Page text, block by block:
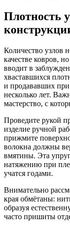
Плотность
Количество узлов
качестве ковров,
вводит в
хваставшихся
и продававших при
несколько лет.
мастерство, с
Проведите рукой
изделие ручной
прижмите
волокна должны
вмятины. Эта
натяжению при
учатся годами.
Внимательно
края обмётаны:
образуя
часто пришиты